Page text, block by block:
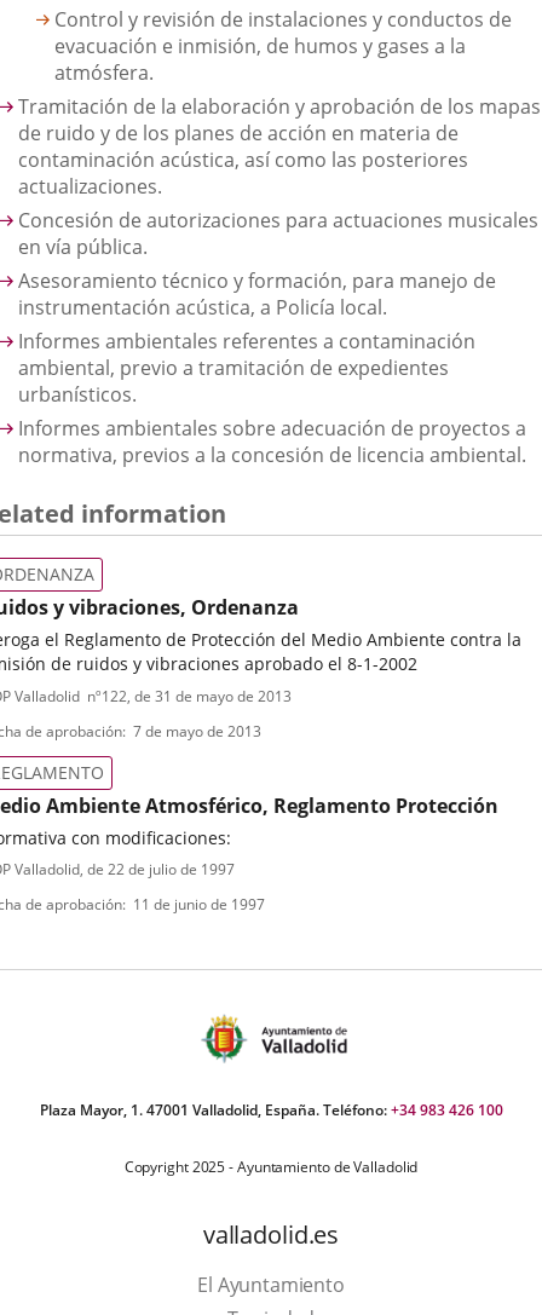
Control y revisión de instalaciones y conductos de
evacuación e inmisión, de humos y gases a la
atmósfera.
Tramitación de la elaboración y aprobación de los mapas
de ruido y de los planes de acción en materia de
contaminación acústica, así como las posteriores
actualizaciones.
Concesión de autorizaciones para actuaciones musicales
en vía pública.
Asesoramiento técnico y formación, para manejo de
instrumentación acústica, a Policía local.
Informes ambientales referentes a contaminación
ambiental, previo a tramitación de expedientes
urbanísticos.
Informes ambientales sobre adecuación de proyectos a
normativa, previos a la concesión de licencia ambiental.
information
y vibraciones, Ordenanza
el Reglamento de Protección del Medio Ambiente contra la
de ruidos y vibraciones aprobado el 8-1-2002
Valladolid nº122, de 31 de mayo de 2013
de aprobación 7 de mayo de 2013
Ambiente Atmosférico, Reglamento Protección
con modificaciones:
Valladolid, de 22 de julio de 1997
de aprobación 11 de junio de 1997
Plaza Mayor, 1. 47001 Valladolid, España. Teléfono:+34 983 426 100
Copyright 2025 - Ayuntamiento de Valladolid
valladolid.es
El Ayuntamiento